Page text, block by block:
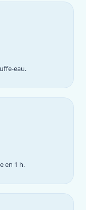
eau.
en 1 h.